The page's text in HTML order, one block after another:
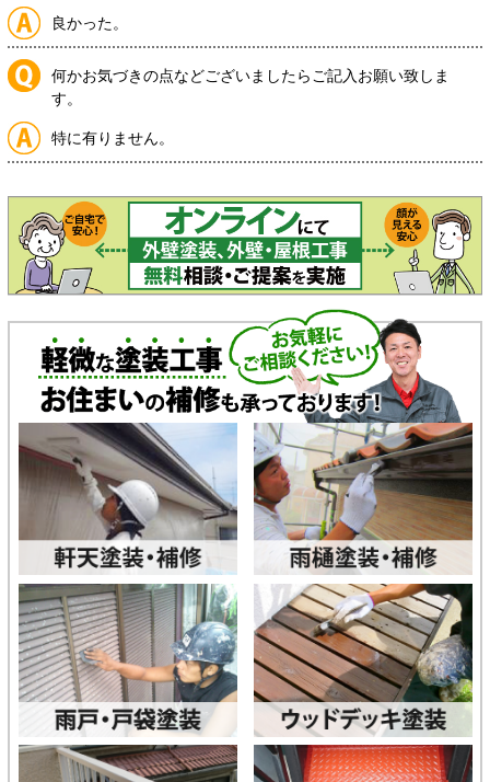
良かった。
何かお気づきの点などございましたらご記入お願い致しま
す。
特に有りません。